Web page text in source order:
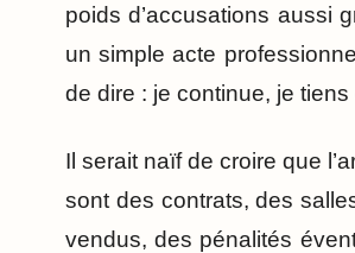
poids d’accusations aussi
un simple acte
de dire : je continue, je
Il serait naïf de croire que
sont des contrats, des
vendus, des pénalités